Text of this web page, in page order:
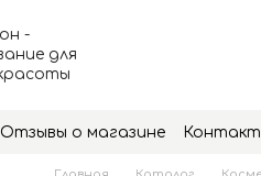
Отзывы о магазине